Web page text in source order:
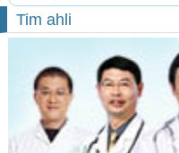
Tim ahli